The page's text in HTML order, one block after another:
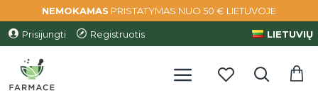
NEMOKAMAS PRISTATYMAS NUO 50 € LIETUVOJE
Prisijungti Registruotis LIETUVIŲ